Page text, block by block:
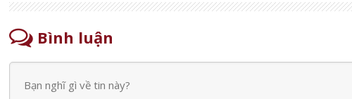
Bình luận